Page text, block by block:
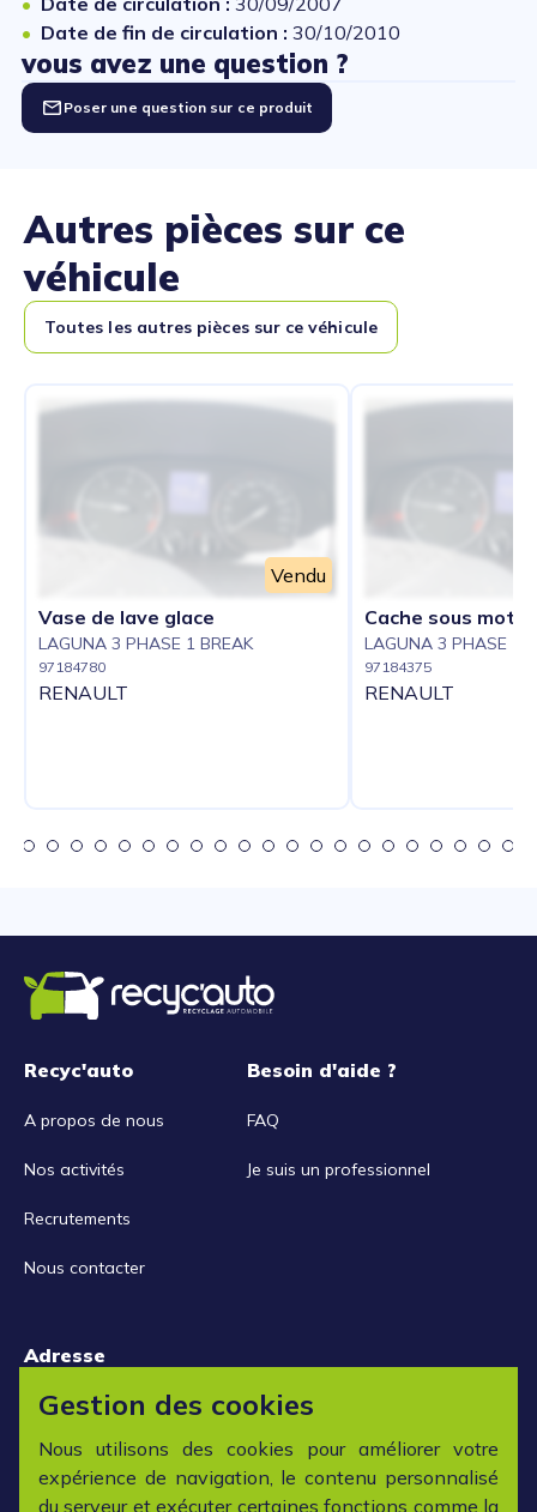
Date de fin de circulation : 30/10/2010
vous avez une question ?
Poser une question sur ce produit
Autres pièces sur ce
véhicule
Toutes les autres pièces sur ce véhicule
Vendu
Vase de lave glace
LAGUNA 3 PHASE 1 BREAK
97184780
RENAULT
Cache sous
LAGUNA 3 PHASE 1
97184375
RENAULT
Recyc'auto
A propos de nous
Nos activités
Recrutements
Nous contacter
Besoin d'aide ?
FAQ
Je suis un professionnel
Adresse
15 rue de la Libération
42152 L'horme
Horaires
Gestion des cookies
Nous utilisons des cookies pour améliorer votre
expérience de navigation, le contenu personnalisé
du serveur et exécuter certaines fonctions comme la